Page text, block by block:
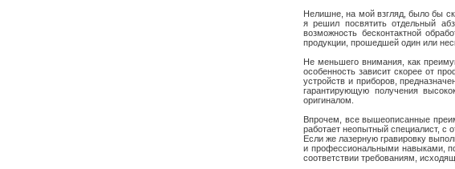
Нелишне, на мой взгляд, было бы
я решил посвятить отдельный
возможность бесконтактной
продукции, прошедшей один или
Не меньшего внимания, как
особенность зависит скорее от
устройств и приборов,
гарантирующую получения
оригиналом.
Впрочем, все вышеописанные
работает неопытный специалист, с
Если же лазерную гравировку
и профессиональными навыками,
соответствии требованиям,